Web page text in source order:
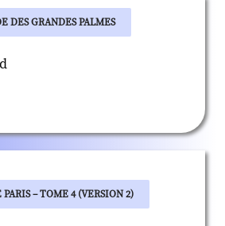
DES GRANDES PALMES
PARIS – TOME 4 (VERSION 2)